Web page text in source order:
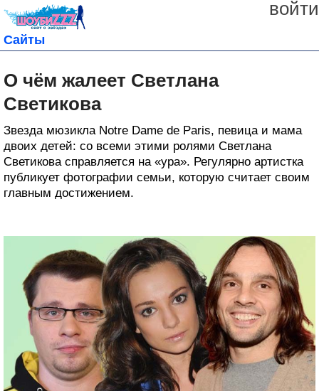
войти
Сайты
О чём жалеет Светлана
Светикова
Звезда мюзикла Notre Dame de Paris, певица и мама
двоих детей: со всеми этими ролями Светлана
Светикова справляется на «ура». Регулярно артистка
публикует фотографии семьи, которую считает своим
главным достижением.